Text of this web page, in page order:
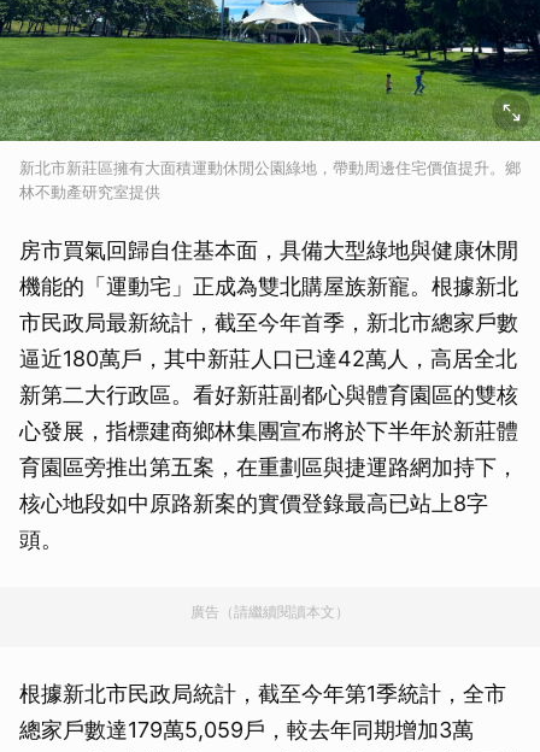
新北市新莊區擁有大面積運動休閒公園綠地，帶動周邊住宅價值提升。鄉
林不動產研究室提供
房市買氣回歸自住基本面，具備大型綠地與健康休閒
機能的「運動宅」正成為雙北購屋族新寵。根據新北
市民政局最新統計，截至今年首季，新北市總家戶數
逼近180萬戶，其中新莊人口已達42萬人，高居全北
新第二大行政區。看好新莊副都心與體育園區的雙核
心發展，指標建商鄉林集團宣布將於下半年於新莊體
育園區旁推出第五案，在重劃區與捷運路網加持下，
核心地段如中原路新案的實價登錄最高已站上8字
頭。
廣告（請繼續閱讀本文）
根據新北市民政局統計，截至今年第1季統計，全市
總家戶數達179萬5,059戶，較去年同期增加3萬